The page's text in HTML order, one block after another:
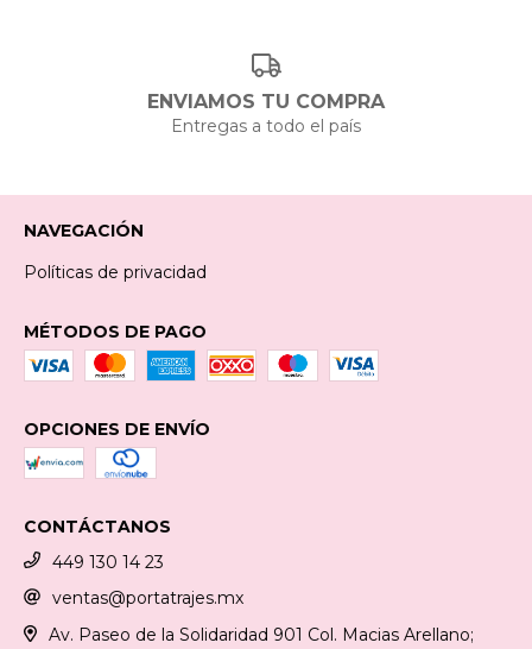
ENVIAMOS TU COMPRA
Entregas a todo el país
NAVEGACIÓN
Políticas de privacidad
MÉTODOS DE PAGO
OPCIONES DE ENVÍO
CONTÁCTANOS
449 130 14 23
ventas@portatrajes.mx
Av. Paseo de la Solidaridad 901 Col. Macias Arellano;